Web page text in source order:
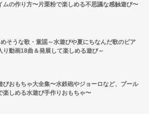
ムの作り方〜片栗粉で楽しめる不思議な感触遊び〜
そうな歌・童謡～水遊びや夏にちなんだ歌のピア
り動画18曲＆発展して楽しめる遊び～
びおもちゃ大全集〜水鉄砲やジョーロなど、プール
楽しめる水遊び手作りおもちゃ〜